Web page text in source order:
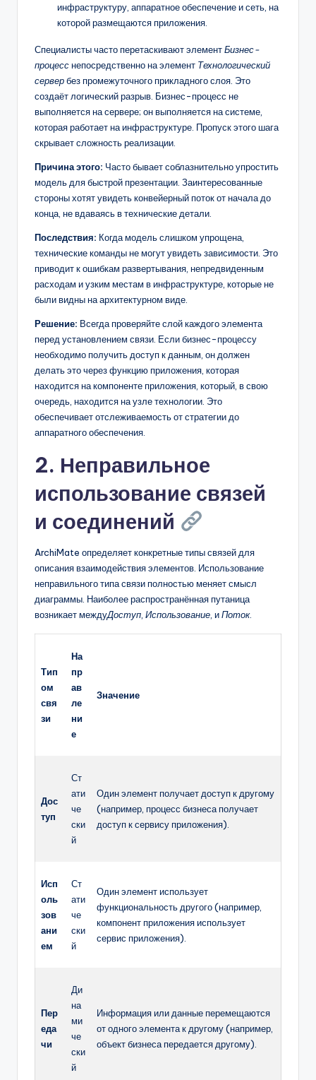
инфраструктуру, аппаратное обеспечение и сеть, на
которой размещаются приложения.
Специалисты часто перетаскивают элементБизнес-
процесснепосредственно на элемент Технологический
сервербез промежуточного прикладного слоя. Это
создаёт логический разрыв. Бизнес-процесс не
выполняется на сервере; он выполняется на системе,
которая работает на инфраструктуре. Пропуск этого шага
скрывает сложность реализации.
Причина этого: Часто бывает соблазнительно упростить
модель для быстрой презентации. Заинтересованные
стороны хотят увидеть конвейерный поток от начала до
конца, не вдаваясь в технические детали.
Последствия: Когда модель слишком упрощена,
технические команды не могут увидеть зависимости. Это
приводит к ошибкам развертывания, непредвиденным
расходам и узким местам в инфраструктуре, которые не
были видны на архитектурном виде.
Решение: Всегда проверяйте слой каждого элемента
перед установлением связи. Если бизнес-процессу
необходимо получить доступ к данным, он должен
делать это через функцию приложения, которая
находится на компоненте приложения, который, в свою
очередь, находится на узле технологии. Это
обеспечивает отслеживаемость от стратегии до
аппаратного обеспечения.
2. Неправильное
использование связей
и соединений
ArchiMate определяет конкретные типы связей для
описания взаимодействия элементов. Использование
неправильного типа связи полностью меняет смысл
диаграммы. Наиболее распространённая путаница
возникает междуДоступ Использование , иПоток.
Тип
ом
свя
зи
На
пр
ав
ле
ни
е
Значение
Дос
туп
Ст
ати
че
ски
й
Один элемент получает доступ к другому
(например, процесс бизнеса получает
доступ к сервису приложения).
Исп
оль
зов
ани
ем
Ст
ати
че
ски
й
Один элемент использует
функциональность другого (например,
компонент приложения использует
сервис приложения).
Пер
еда
чи
Ди
на
ми
че
ски
й
Информация или данные перемещаются
от одного элемента к другому (например,
объект бизнеса передается другому).